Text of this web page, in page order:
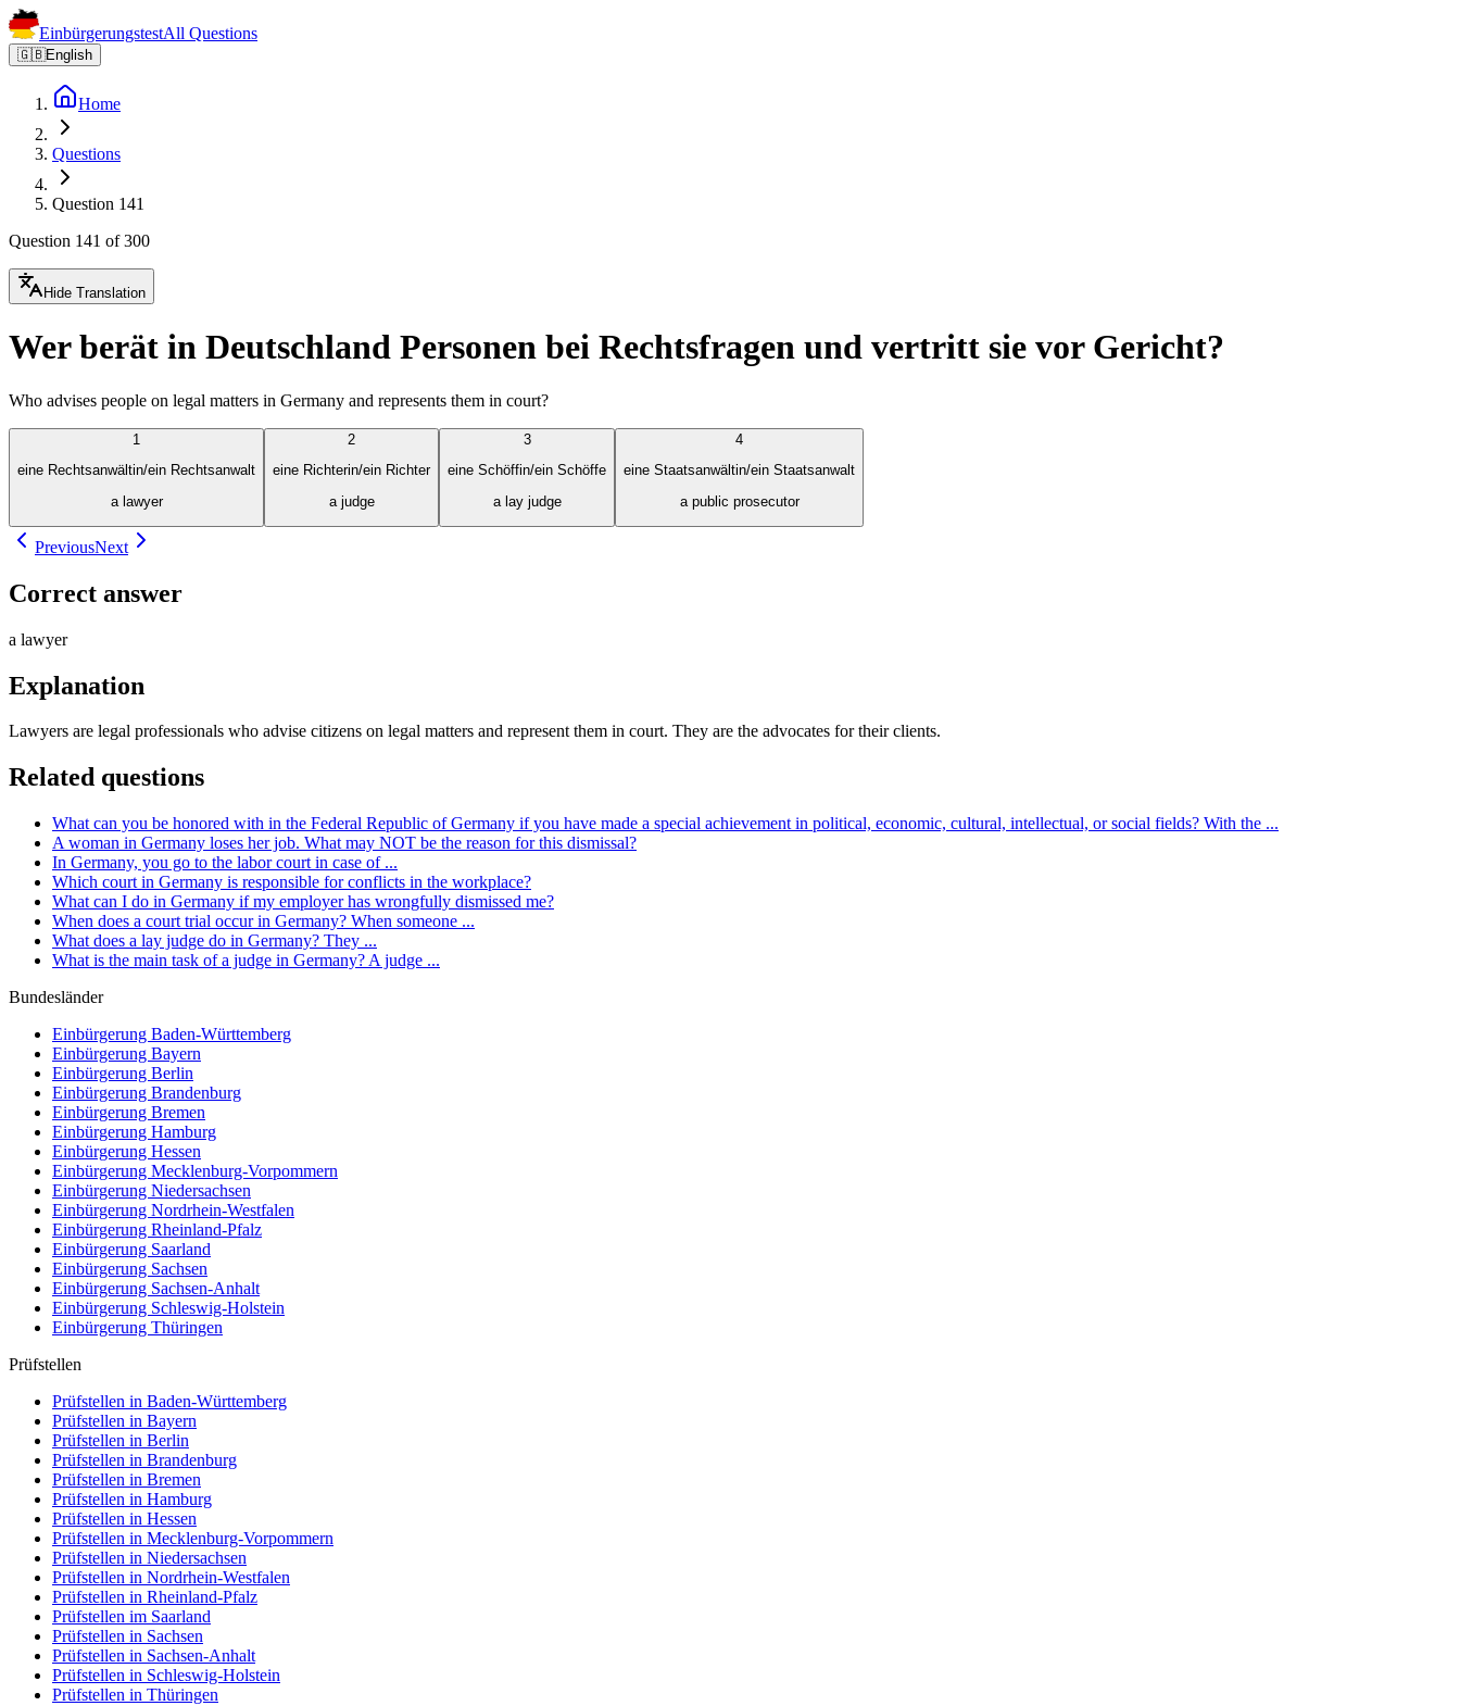
EinbürgerungstestAll Questions
🇬🇧English
Home
Questions
Question 141
Question 141 of 300
Hide Translation
Wer berät in Deutschland Personen bei Rechtsfragen und vertritt sie vor Gericht?
Who advises people on legal matters in Germany and represents them in court?
1
eine Rechtsanwältin/ein Rechtsanwalt
a lawyer
2
eine Richterin/ein Richter
a judge
3
eine Schöffin/ein Schöffe
a lay judge
4
eine Staatsanwältin/ein Staatsanwalt
a public prosecutor
PreviousNext
Correct answer
a lawyer
Explanation
Lawyers are legal professionals who advise citizens on legal matters and represent them in court. They are the advocates for their clients.
Related questions
What can you be honored with in the Federal Republic of Germany if you have made a special achievement in political, economic, cultural, intellectual, or social fields? With the ...
A woman in Germany loses her job. What may NOT be the reason for this dismissal?
In Germany, you go to the labor court in case of ...
Which court in Germany is responsible for conflicts in the workplace?
What can I do in Germany if my employer has wrongfully dismissed me?
When does a court trial occur in Germany? When someone ...
What does a lay judge do in Germany? They ...
What is the main task of a judge in Germany? A judge ...
Bundesländer
Einbürgerung Baden-Württemberg
Einbürgerung Bayern
Einbürgerung Berlin
Einbürgerung Brandenburg
Einbürgerung Bremen
Einbürgerung Hamburg
Einbürgerung Hessen
Einbürgerung Mecklenburg-Vorpommern
Einbürgerung Niedersachsen
Einbürgerung Nordrhein-Westfalen
Einbürgerung Rheinland-Pfalz
Einbürgerung Saarland
Einbürgerung Sachsen
Einbürgerung Sachsen-Anhalt
Einbürgerung Schleswig-Holstein
Einbürgerung Thüringen
Prüfstellen
Prüfstellen in Baden-Württemberg
Prüfstellen in Bayern
Prüfstellen in Berlin
Prüfstellen in Brandenburg
Prüfstellen in Bremen
Prüfstellen in Hamburg
Prüfstellen in Hessen
Prüfstellen in Mecklenburg-Vorpommern
Prüfstellen in Niedersachsen
Prüfstellen in Nordrhein-Westfalen
Prüfstellen in Rheinland-Pfalz
Prüfstellen im Saarland
Prüfstellen in Sachsen
Prüfstellen in Sachsen-Anhalt
Prüfstellen in Schleswig-Holstein
Prüfstellen in Thüringen